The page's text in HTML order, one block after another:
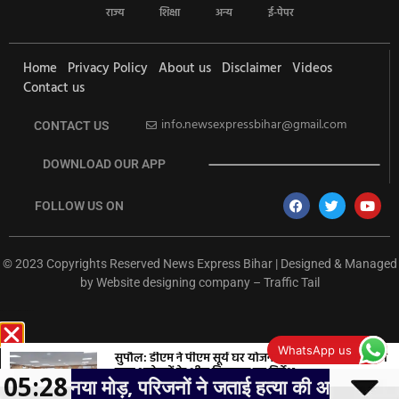
राज्य
शिक्षा अन्य ई-पेपर
Home Privacy Policy About us Disclaimer Videos
Contact us
CONTACT US info.newsexpressbihar@gmail.com
DOWNLOAD OUR APP
FOLLOW US ON
© 2023 Copyrights Reserved News Express Bihar | Designed & Managed
byWebsite designing company– Traffic Tail
WhatsApp us
परिजनों ने जताई हत्या की आशंका, सांसद पप्पू यादव ने
05:28
सुपौल: डीएम ने पीएम सूर्य घर योजना की समीक्षा की, बैंकों को
ऋण आवेदनों के शीघ्र निष्पादन का निर्देश